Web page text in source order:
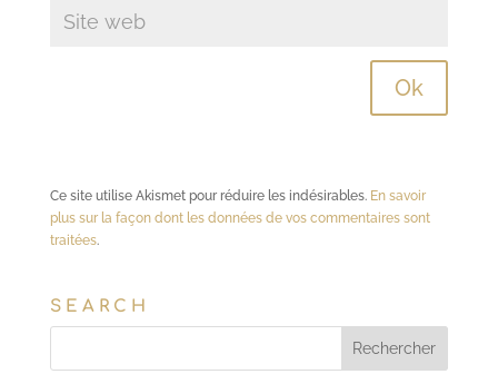
Ce site utilise Akismet pour réduire les indésirables. En savoir
plus sur la façon dont les données de vos commentaires sont
traitées.
SEARCH